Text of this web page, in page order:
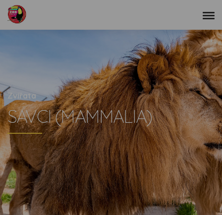
Zvířata
SAVCI (MAMMALIA)